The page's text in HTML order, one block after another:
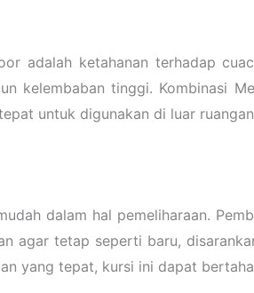
adalah ketahanan terhadap
kelembaban tinggi. Kombinasi
untuk digunakan di luar
dalam hal pemeliharaan.
agar tetap seperti baru,
yang tepat, kursi ini dapat